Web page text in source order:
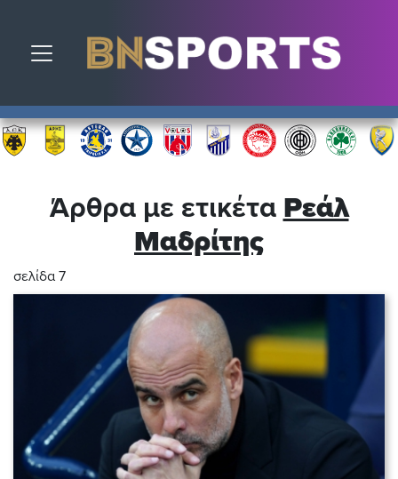
Toggle navigation
Άρθρα με ετικέτα Ρεάλ
Μαδρίτης
σελίδα 7